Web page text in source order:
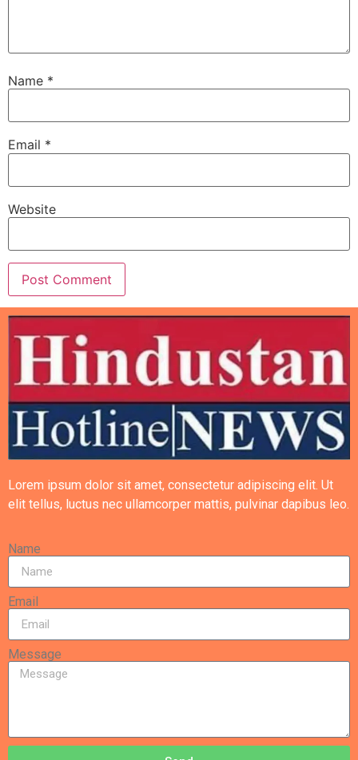
Name *
Email *
Website
Lorem ipsum dolor sit amet, consectetur adipiscing elit. Ut
elit tellus, luctus nec ullamcorper mattis, pulvinar dapibus leo.
Name
Email
Message